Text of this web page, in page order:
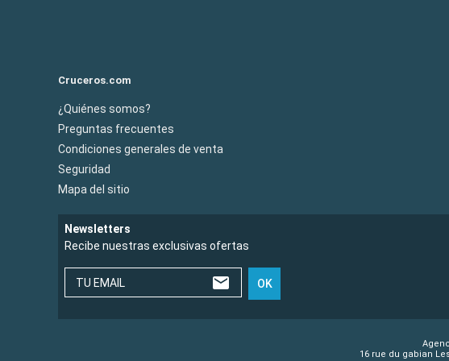
Cruceros.com
¿Quiénes somos?
Preguntas frecuentes
Condiciones generales de venta
Seguridad
Mapa del sitio
Newsletters
Recibe nuestras exclusivas ofertas
TU EMAIL OK
16 rue du gabian